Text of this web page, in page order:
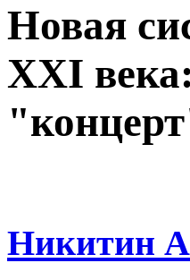
Новая
XXI века:
Никитин